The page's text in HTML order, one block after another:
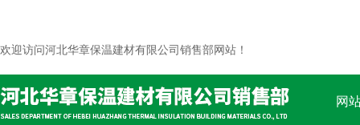
欢迎访问河北华章保温建材有限公司销售部网站！
网